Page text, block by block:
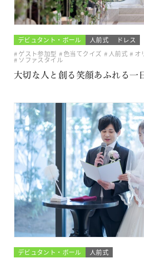
デビュタント・ボール 人前式
ドレス
ゲスト参加型
色当てクイズ 人前式 オ
ソファスタイル
大切な人と創る笑顔あふれる一
デビュタント・ボール
人前式